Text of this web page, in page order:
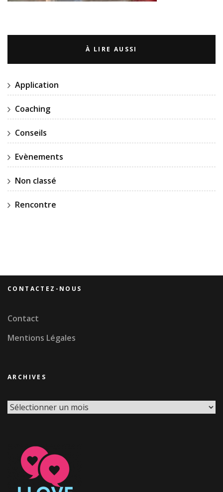
À LIRE AUSSI
Application
Coaching
Conseils
Evènements
Non classé
Rencontre
CONTACTEZ-NOUS
Contact
Mentions Légales
ARCHIVES
Archives